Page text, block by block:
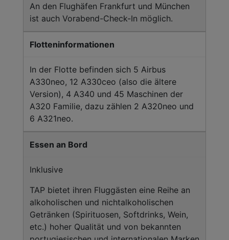
An den Flughäfen Frankfurt und München
ist auch Vorabend-Check-In möglich.
Flotteninformationen
In der Flotte befinden sich 5 Airbus
A330neo, 12 A330ceo (also die ältere
Version), 4 A340 und 45 Maschinen der
A320 Familie, dazu zählen 2 A320neo und
6 A321neo.
Essen an Bord
Inklusive
TAP bietet ihren Fluggästen eine Reihe an
alkoholischen und nichtalkoholischen
Getränken (Spirituosen, Softdrinks, Wein,
etc.) hoher Qualität und von bekannten